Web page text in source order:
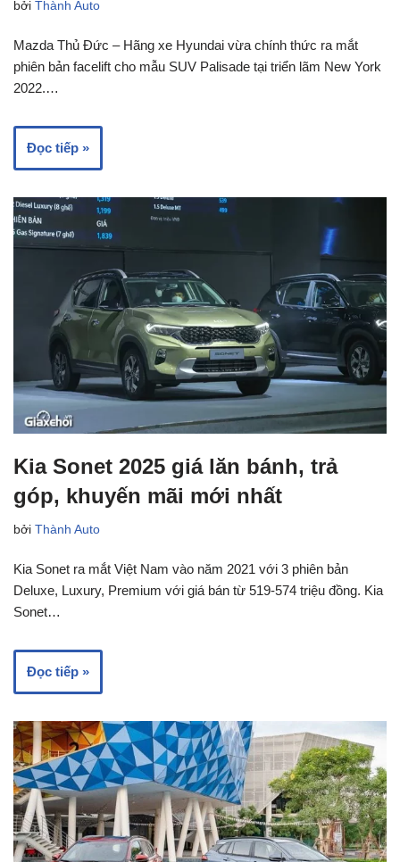
bởi Thành Auto
Mazda Thủ Đức – Hãng xe Hyundai vừa chính thức ra mắt
phiên bản facelift cho mẫu SUV Palisade tại triển lãm New York
2022.…
Đọc tiếp »
Kia Sonet 2025 giá lăn bánh, trả
góp, khuyến mãi mới nhất
bởi Thành Auto
Kia Sonet ra mắt Việt Nam vào năm 2021 với 3 phiên bản
Deluxe, Luxury, Premium với giá bán từ 519-574 triệu đồng. Kia
Sonet…
Đọc tiếp »